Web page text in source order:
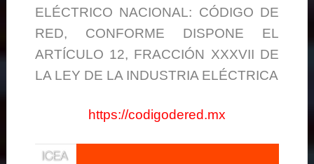
ELÉCTRICO NACIONAL: CÓDIGO DE
RED, CONFORME DISPONE EL
ARTÍCULO 12, FRACCIÓN XXXVII DE
LA LEY DE LA INDUSTRIA ELÉCTRICA
https://codigodered.mx